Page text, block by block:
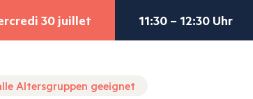
30 juillet 11:30 – 12:30 Uhr
Altersgruppen geeignet